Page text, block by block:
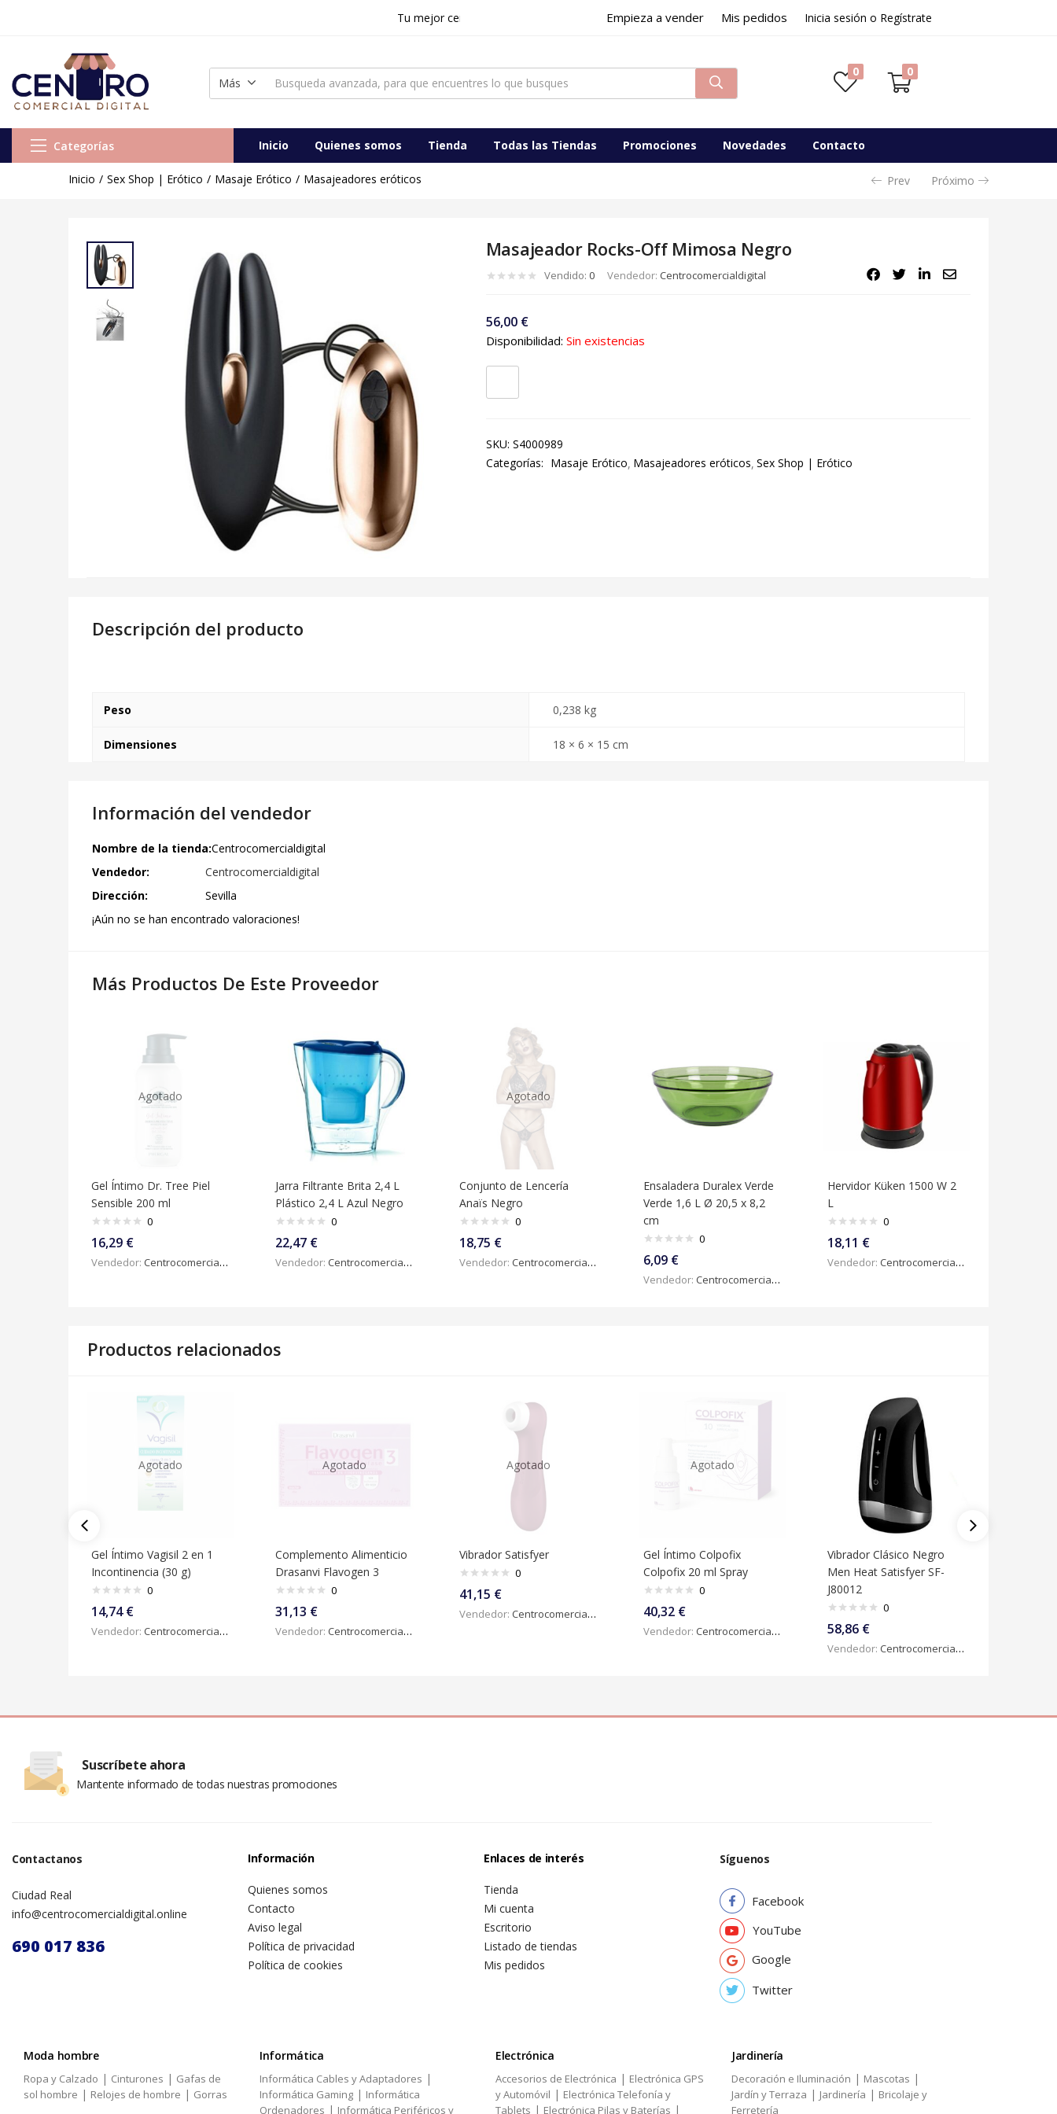
Tu mejor centro comercial digital en Ciudad Real y ToledoEmpieza a vender Mis pedidos Inicia sesión o Regístrate
Más
0 0
Categorías Inicio Quienes somos Tienda Todas las Tiendas Promociones Novedades Contacto
Inicio Sex Shop | Erótico Masaje Erótico Masajeadores eróticos Prev Próximo
Masajeador Rocks-Off Mimosa Negro
Vendido: 0 Vendedor: Centrocomercialdigital
56,00 €
Disponibilidad: Sin existencias
SKU: S4000989
Categorías: Masaje Erótico Masajeadores eróticos Sex Shop | Erótico
Descripción del producto
Peso 0,238 kg
Dimensiones 18 × 6 × 15 cm
Información del vendedor
Nombre de la tienda:Centrocomercialdigital
Vendedor:
Centrocomercialdigital
Dirección:
Sevilla
¡Aún no se han encontrado valoraciones!
Más Productos De Este Proveedor
Agotado
Gel Íntimo Dr. Tree Piel
Sensible 200 ml
0
16,29 €
Vendedor: Centrocomercialdigital
Jarra Filtrante Brita 2,4 L
Plástico 2,4 L Azul Negro
0
22,47 €
Vendedor: Centrocomercialdigital
Agotado
Conjunto de Lencería
Anaïs Negro
0
18,75 €
Vendedor: Centrocomercialdigital
Ensaladera Duralex Verde
Verde 1,6 L Ø 20,5 x 8,2
cm
0
6,09 €
Vendedor: Centrocomercialdigital
Hervidor Küken 1500 W 2
L
0
18,11 €
Vendedor: Centrocomercialdigital
Productos relacionados
Agotado
Gel Íntimo Vagisil 2 en 1
Incontinencia (30 g)
0
14,74€
Vendedor: Centrocomercialdigital
Agotado
Complemento Alimenticio
Drasanvi Flavogen 3
0
31,13 €
Vendedor: Centrocomercialdigital
Agotado
Vibrador Satisfyer
0
41,15 €
Vendedor: Centrocomercialdigital
Agotado
Gel Íntimo Colpofix
Colpofix 20 ml Spray
0
40,32 €
Vendedor: Centrocomercialdigital
Vibrador Clásico Negro
Men Heat Satisfyer SF-
J80012
0
58,86 €
Vendedor: Centrocomercialdigital
Suscríbete ahora
Mantente informado de todas nuestras promociones
Contactanos
Ciudad Real
info@centrocomercialdigital.online
690 017 836
Información
Quienes somos
Contacto
Aviso legal
Política de privacidad
Política de cookies
Enlaces de interés
Tienda
Mi cuenta
Escritorio
Listado de tiendas
Mis pedidos
Síguenos
Facebook
YouTube
Google
Twitter
Moda hombre
Ropa y Calzado | Cinturones | Gafas de
sol hombre | Relojes de hombre | Gorras
Informática
Informática Cables y Adaptadores |
Informática Gaming | Informática
Ordenadores | Informática Periféricos y
Electrónica
Accesorios de Electrónica | Electrónica GPS
y Automóvil | Electrónica Telefonía y
Tablets | Electrónica Pilas y Baterías |
Jardinería
Decoración e Iluminación | Mascotas |
Jardín y Terraza | Jardinería | Bricolaje y
Ferretería